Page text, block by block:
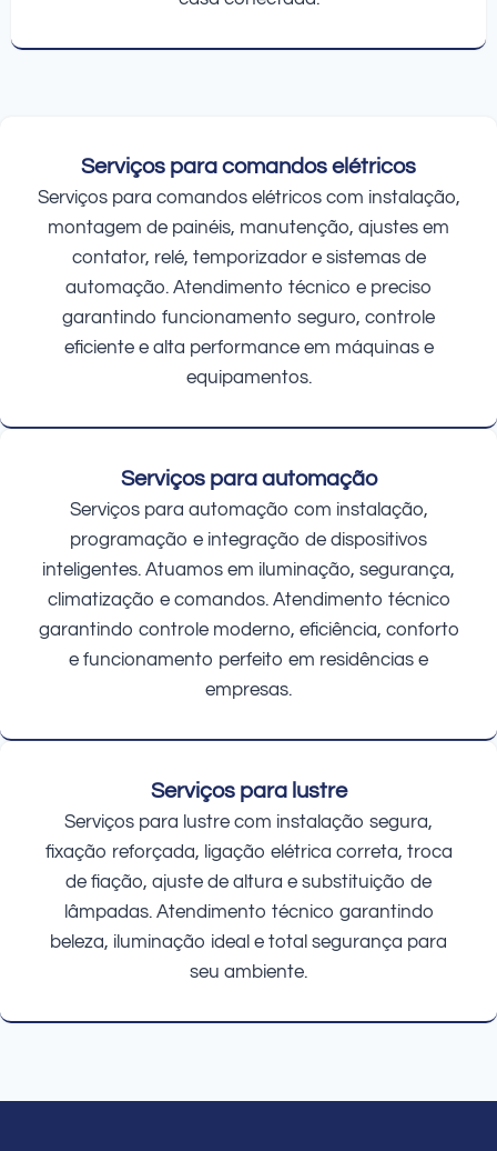
Serviços para comandos elétricos
Serviços para comandos elétricos com instalação,
montagem de painéis, manutenção, ajustes em
contator, relé, temporizador e sistemas de
automação. Atendimento técnico e preciso
garantindo funcionamento seguro, controle
eficiente e alta performance em máquinas e
equipamentos.
Serviços para automação
Serviços para automação com instalação,
programação e integração de dispositivos
inteligentes. Atuamos em iluminação, segurança,
climatização e comandos. Atendimento técnico
garantindo controle moderno, eficiência, conforto
e funcionamento perfeito em residências e
empresas.
Serviços para lustre
Serviços para lustre com instalação segura,
fixação reforçada, ligação elétrica correta, troca
de fiação, ajuste de altura e substituição de
lâmpadas. Atendimento técnico garantindo
beleza, iluminação ideal e total segurança para
seu ambiente.